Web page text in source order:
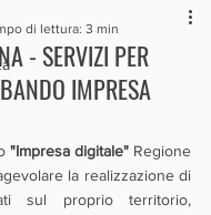
- SERVIZI PER
IMPRESA
di lettura: 3 min
"Impresa digitale" Regione
la realizzazione di
sul proprio territorio,